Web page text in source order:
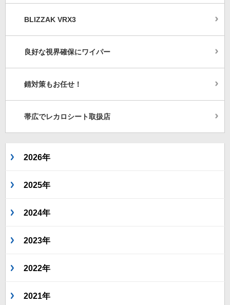
BLIZZAK VRX3
良好な視界確保にワイパー
錆対策もお任せ！
帯広でレカロシート取扱店
2026年
2025年
2024年
2023年
2022年
2021年